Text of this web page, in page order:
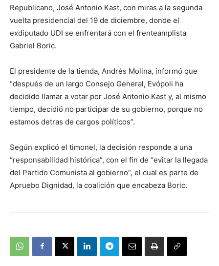
Republicano, José Antonio Kast, con miras a la segunda
vuelta presidencial del 19 de diciembre, donde el
exdiputado UDI se enfrentará con el frenteamplista
Gabriel Boric.
El presidente de la tienda, Andrés Molina, informó que
“después de un largo Consejo General, Evópoli ha
decidido llamar a votar por José Antonio Kast y, al mismo
tiempo, decidió no participar de su gobierno, porque no
estamos detras de cargos políticos”.
Según explicó el timonel, la decisión responde a una
“responsabilidad histórica”, con el fin de “evitar la llegada
del Partido Comunista al gobierno”, el cual es parte de
Apruebo Dignidad, la coalición que encabeza Boric.